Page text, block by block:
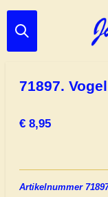
Ga
direct
71897.
€ 8,95
Artikelnummer